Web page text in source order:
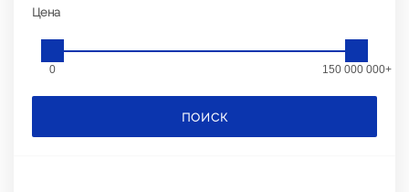
Цена
0 150 000 000+
ПОИСК